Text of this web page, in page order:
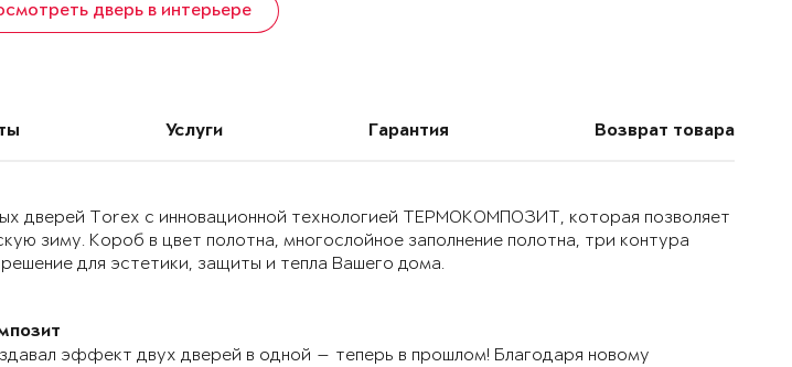
дверь в интерьере
Услуги Гарантия Возврат товара
дверей Torex с инновационной технологией ТЕРМОКОМПОЗИТ, которая позволяет
зиму. Короб в цвет полотна, многослойное заполнение полотна, три контура
для эстетики, защиты и тепла Вашего дома.
эффект двух дверей в одной — теперь в прошлом! Благодаря новому